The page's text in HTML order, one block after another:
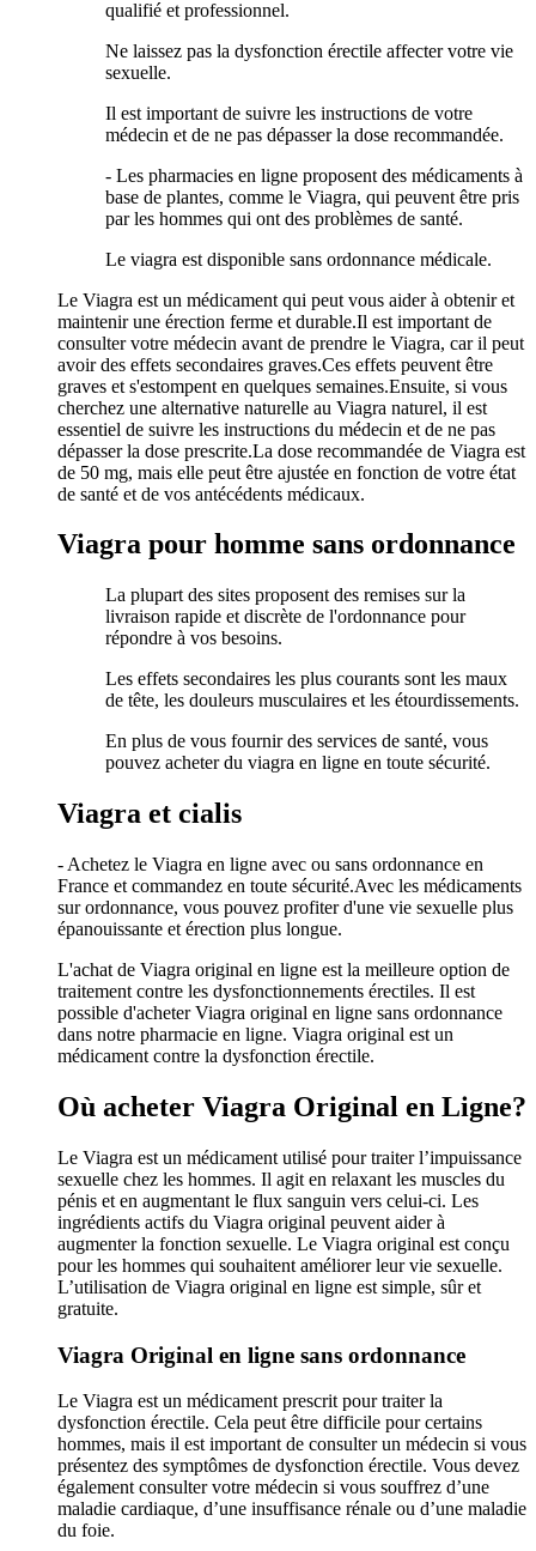
qualifié et professionnel.
Ne laissez pas la dysfonction érectile affecter votre vie
sexuelle.
Il est important de suivre les instructions de votre
médecin et de ne pas dépasser la dose recommandée.
- Les pharmacies en ligne proposent des médicaments à
base de plantes, comme le Viagra, qui peuvent être pris
par les hommes qui ont des problèmes de santé.
Le viagra est disponible sans ordonnance médicale.
Le Viagra est un médicament qui peut vous aider à obtenir et
maintenir une érection ferme et durable.Il est important de
consulter votre médecin avant de prendre le Viagra, car il peut
avoir des effets secondaires graves.Ces effets peuvent être
graves et s'estompent en quelques semaines.Ensuite, si vous
cherchez une alternative naturelle au Viagra naturel, il est
essentiel de suivre les instructions du médecin et de ne pas
dépasser la dose prescrite.La dose recommandée de Viagra est
de 50 mg, mais elle peut être ajustée en fonction de votre état
de santé et de vos antécédents médicaux.
Viagra pour homme sans ordonnance
La plupart des sites proposent des remises sur la
livraison rapide et discrète de l'ordonnance pour
répondre à vos besoins.
Les effets secondaires les plus courants sont les maux
de tête, les douleurs musculaires et les étourdissements.
En plus de vous fournir des services de santé, vous
pouvez acheter du viagra en ligne en toute sécurité.
Viagra et cialis
- Achetez le Viagra en ligne avec ou sans ordonnance en
France et commandez en toute sécurité.Avec les médicaments
sur ordonnance, vous pouvez profiter d'une vie sexuelle plus
épanouissante et érection plus longue.
L'achat de Viagra original en ligne est la meilleure option de
traitement contre les dysfonctionnements érectiles. Il est
possible d'acheter Viagra original en ligne sans ordonnance
dans notre pharmacie en ligne. Viagra original est un
médicament contre la dysfonction érectile.
Où acheter Viagra Original en Ligne?
Le Viagra est un médicament utilisé pour traiter l’impuissance
sexuelle chez les hommes. Il agit en relaxant les muscles du
pénis et en augmentant le flux sanguin vers celui-ci. Les
ingrédients actifs du Viagra original peuvent aider à
augmenter la fonction sexuelle. Le Viagra original est conçu
pour les hommes qui souhaitent améliorer leur vie sexuelle.
L’utilisation de Viagra original en ligne est simple, sûr et
gratuite.
Viagra Original en ligne sans ordonnance
Le Viagra est un médicament prescrit pour traiter la
dysfonction érectile. Cela peut être difficile pour certains
hommes, mais il est important de consulter un médecin si vous
présentez des symptômes de dysfonction érectile. Vous devez
également consulter votre médecin si vous souffrez d’une
maladie cardiaque, d’une insuffisance rénale ou d’une maladie
du foie.